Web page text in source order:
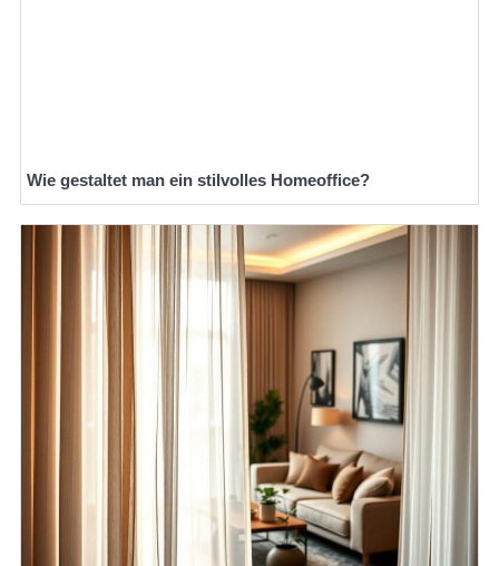
Wie gestaltet man ein stilvolles Homeoffice?